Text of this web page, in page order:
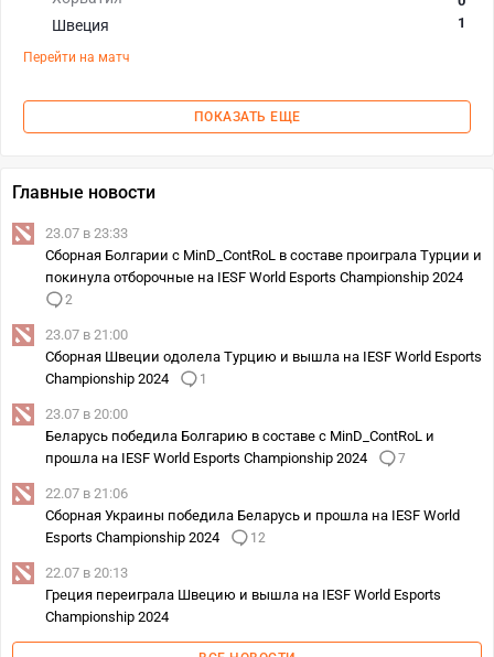
Швеция
1
Перейти на матч
ПОКАЗАТЬ ЕЩЕ
Главные новости
23.07 в 23:33
Сборная Болгарии с MinD_ContRoL в составе проиграла Турции и
покинула отборочные на IESF World Esports Championship 2024
2
23.07 в 21:00
Сборная Швеции одолела Турцию и вышла на IESF World Esports
Championship 2024
1
23.07 в 20:00
Беларусь победила Болгарию в составе с MinD_ContRoL и
прошла на IESF World Esports Championship 2024
7
22.07 в 21:06
Сборная Украины победила Беларусь и прошла на IESF World
Esports Championship 2024
12
22.07 в 20:13
Греция переиграла Швецию и вышла на IESF World Esports
Championship 2024